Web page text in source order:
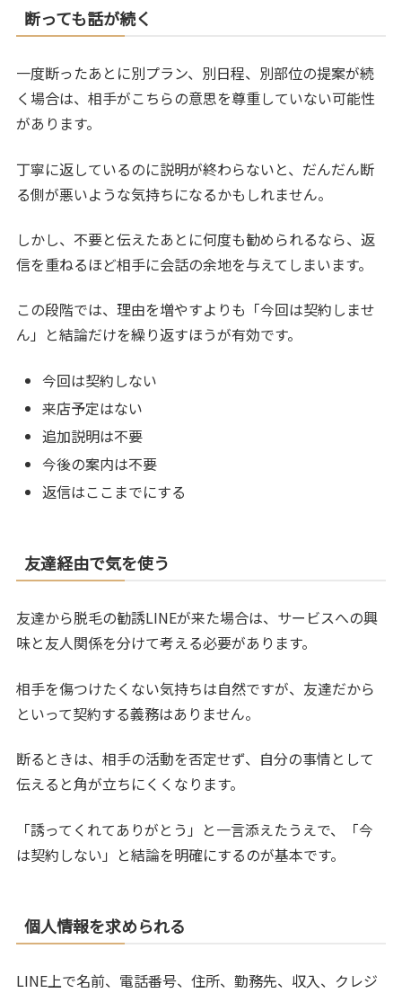
断っても話が続く
一度断ったあとに別プラン、別日程、別部位の提案が続
く場合は、相手がこちらの意思を尊重していない可能性
があります。
丁寧に返しているのに説明が終わらないと、だんだん断
る側が悪いような気持ちになるかもしれません。
しかし、不要と伝えたあとに何度も勧められるなら、返
信を重ねるほど相手に会話の余地を与えてしまいます。
この段階では、理由を増やすよりも「今回は契約しませ
ん」と結論だけを繰り返すほうが有効です。
今回は契約しない
来店予定はない
追加説明は不要
今後の案内は不要
返信はここまでにする
友達経由で気を使う
友達から脱毛の勧誘LINEが来た場合は、サービスへの興
味と友人関係を分けて考える必要があります。
相手を傷つけたくない気持ちは自然ですが、友達だから
といって契約する義務はありません。
断るときは、相手の活動を否定せず、自分の事情として
伝えると角が立ちにくくなります。
「誘ってくれてありがとう」と一言添えたうえで、「今
は契約しない」と結論を明確にするのが基本です。
個人情報を求められる
LINE上で名前、電話番号、住所、勤務先、収入、クレジ